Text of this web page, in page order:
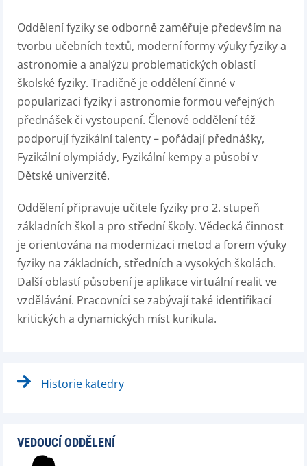
Oddělení fyziky se odborně zaměřuje především na
tvorbu učebních textů, moderní formy výuky fyziky a
astronomie a analýzu problematických oblastí
školské fyziky. Tradičně je oddělení činné v
popularizaci fyziky i astronomie formou veřejných
přednášek či vystoupení. Členové oddělení též
podporují fyzikální talenty – pořádají přednášky,
Fyzikální olympiády, Fyzikální kempy a působí v
Dětské univerzitě.
Oddělení připravuje učitele fyziky pro 2. stupeň
základních škol a pro střední školy. Vědecká činnost
je orientována na modernizaci metod a forem výuky
fyziky na základních, středních a vysokých školách.
Další oblastí působení je aplikace virtuální realit ve
vzdělávání. Pracovníci se zabývají také identifikací
kritických a dynamických míst kurikula.
Historie katedry
VEDOUCÍ ODDĚLENÍ